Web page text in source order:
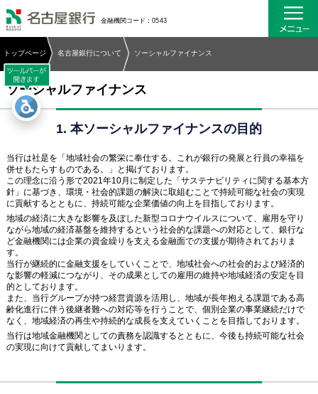
名古屋銀行
金融機関コード：0543
トップページ 名古屋銀行について ソーシャルファイナンス
ソーシャルファイナンス
1. 本ソーシャルファイナンスの目的
当行は社是を「地域社会の繁栄に奉仕する。これが銀行の発展と行員の幸福を
併せもたらすものである。」と掲げております。
この理念に沿う形で2021年10月に制定した「サステナビリティに関する基本方
針」に基づき、環境・社会的課題の解決に取組むことで持続可能な社会の実現
に貢献するとともに、持続可能な企業価値の向上を目指しております。
地域の経済に大きな影響を及ぼした新型コロナウイルスについて、雇用を守り
ながら地域の経済基盤を維持するという社会的な課題への対応として、銀行な
ど金融機関には企業の資金繰りを支える金融面での支援が期待されておりま
す。
当行が継続的に金融支援をしていくことで、地域社会への社会的および経済的
な影響の軽減につながり、その成果としての雇用の維持や地域経済の安定を目
的としております。
また、当行グループが持つ経営資源を活用し、地域が長年抱える課題である高
齢化進行に伴う後継者難への対応等を行うことで、個別企業の事業継続だけで
なく、地域経済の再生や持続的な成長を支えていくことを目指しております。
当行は地域金融機関としての責務を認識するとともに、今後も持続可能な社会
の実現に向けて貢献してまいります。